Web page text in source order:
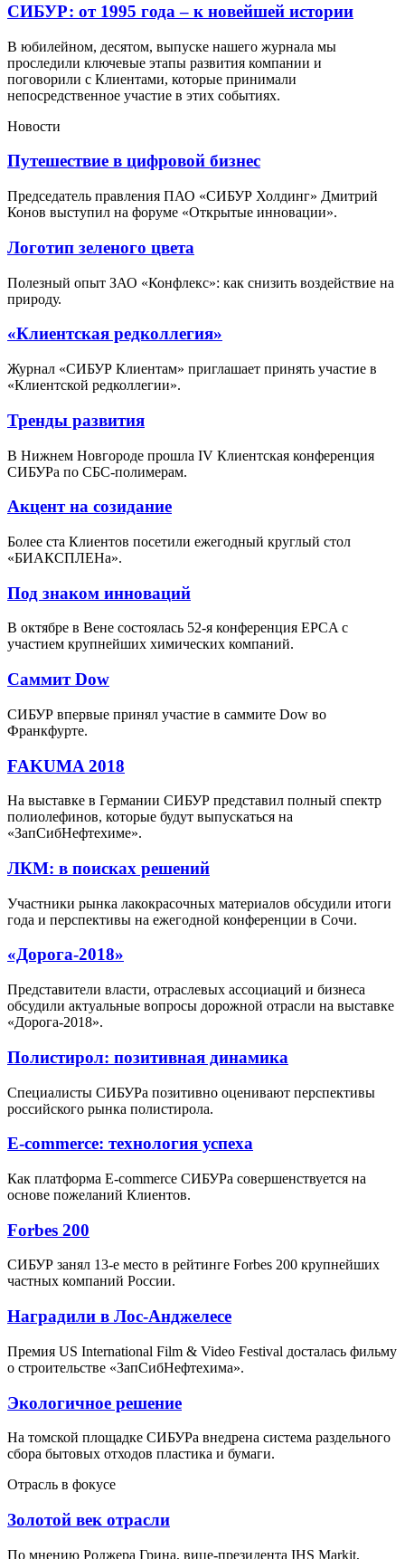
СИБУР: от 1995 года – к новейшей истории
В юбилейном, десятом, выпуске нашего журнала мы
проследили ключевые этапы развития компании и
поговорили с Клиентами, которые принимали
непосредственное участие в этих событиях.
Новости
Путешествие в цифровой бизнес
Председатель правления ПАО «СИБУР Холдинг» Дмитрий
Конов выступил на форуме «Открытые инновации».
Логотип зеленого цвета
Полезный опыт ЗАО «Конфлекс»: как снизить воздействие на
природу.
«Клиентская редколлегия»
Журнал «СИБУР Клиентам» приглашает принять участие в
«Клиентской редколлегии».
Тренды развития
В Нижнем Новгороде прошла IV Клиентская конференция
СИБУРа по СБС-полимерам.
Акцент на созидание
Более ста Клиентов посетили ежегодный круглый стол
«БИАКСПЛЕНа».
Под знаком инноваций
В октябре в Вене состоялась 52-я конференция EPCA с
участием крупнейших химических компаний.
Саммит Dow
СИБУР впервые принял участие в саммите Dow во
Франкфурте.
FAKUMA 2018
На выставке в Германии СИБУР представил полный спектр
полиолефинов, которые будут выпускаться на
«ЗапСибНефтехиме».
ЛКМ: в поисках решений
Участники рынка лакокрасочных материалов обсудили итоги
года и перспективы на ежегодной конференции в Сочи.
«Дорога-2018»
Представители власти, отраслевых ассоциаций и бизнеса
обсудили актуальные вопросы дорожной отрасли на выставке
«Дорога-2018».
Полистирол: позитивная динамика
Специалисты СИБУРа позитивно оценивают перспективы
российского рынка полистирола.
Е-commerce: технология успеха
Как платформа E-commerce СИБУРа совершенствуется на
основе пожеланий Клиентов.
Forbes 200
СИБУР занял 13-е место в рейтинге Forbes 200 крупнейших
частных компаний России.
Наградили в Лос-Анджелесе
Премия US International Film & Video Festival досталась фильму
о строительстве «ЗапСибНефтехима».
Экологичное решение
На томской площадке СИБУРа внедрена система раздельного
сбора бытовых отходов пластика и бумаги.
Отрасль в фокусе
Золотой век отрасли
По мнению Роджера Грина, вице-президента IHS Markit,